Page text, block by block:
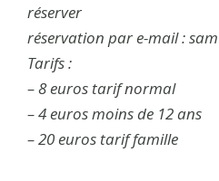
réserver
réservation par e-mail :
Tarifs :
– 8 euros tarif normal
– 4 euros moins de 12 ans
– 20 euros tarif famille